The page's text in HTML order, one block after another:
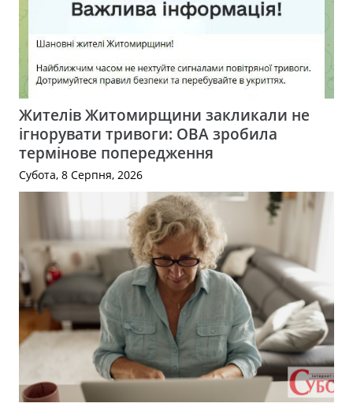
Жителів Житомирщини закликали не
ігнорувати тривоги: ОВА зробила
термінове попередження
Субота, 8 Серпня, 2026